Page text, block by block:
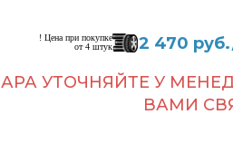
! Цена при покупке
от 4 штук
2 470
УТОЧНЯЙТЕ У
ВАМИ